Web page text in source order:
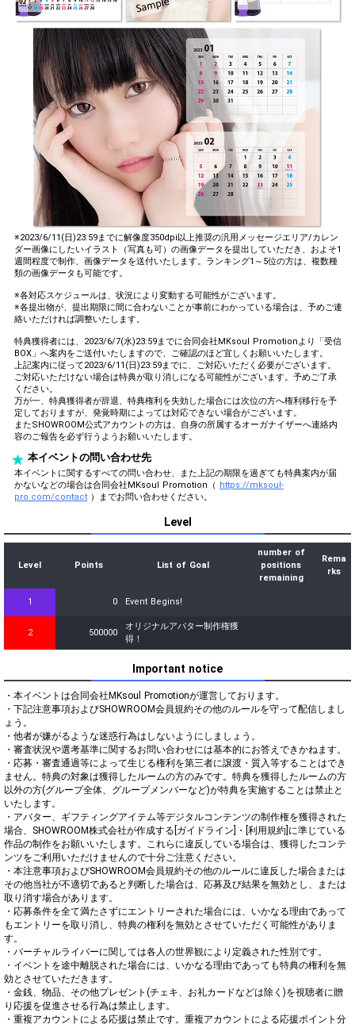
※2023/6/11(日)23:59までに解像度350dpi以上推奨の汎用メッセージエリア/カレン
ダー画像にしたいイラスト（写真も可）の画像データを提出していただき、およそ1
週間程度で制作、画像データを送付いたします。ランキング1～5位の方は、複数種
類の画像データも可能です。
※各対応スケジュールは、状況により変動する可能性がございます。
※各提出物が、提出期限に間に合わないことが事前にわかっている場合は、予めご連
絡いただければ調整いたします。
特典獲得者には、2023/6/7(水)23:59までに合同会社MKsoul Promotionより「受信
BOX」へ案内をご送付いたしますので、ご確認のほど宜しくお願いいたします。
上記案内に従って2023/6/11(日)23:59までに、ご対応いただく必要がございます。
ご対応いただけない場合は特典が取り消しになる可能性がございます。予めご了承
ください。
万が一、特典獲得者が辞退、特典権利を失効した場合には次位の方へ権利移行を予
定しておりますが、発覚時期によっては対応できない場合がございます。
またSHOWROOM公式アカウントの方は、自身の所属するオーガナイザーへ連絡内
容のご報告を必ず行うようお願いいたします。
本イベントの問い合わせ先
本イベントに関するすべての問い合わせ、また上記の期限を過ぎても特典案内が届
かないなどの場合は合同会社MKsoul Promotion（ https://mksoul-
pro.com/contact ）までお問い合わせください。
Level
Level Points List of Goal
number of
positions
remaining
Rema
rks
1 0 Event Begins!
2 500000
オリジナルアバター制作権獲
得！
Important notice
・本イベントは合同会社MKsoul Promotionが運営しております。
・下記注意事項およびSHOWROOM会員規約その他のルールを守って配信しまし
ょう。
・他者が嫌がるような迷惑行為はしないようにしましょう。
・審査状況や選考基準に関するお問い合わせには基本的にお答えできかねます。
・応募・審査通過等によって生じる権利を第三者に譲渡・質入等することはでき
ません。特典の対象は獲得したルームの方のみです。特典を獲得したルームの方
以外の方(グループ全体、グループメンバーなど)が特典を実施することは禁止と
いたします。
・アバター、ギフティングアイテム等デジタルコンテンツの制作権を獲得された
場合、SHOWROOM株式会社が作成する[ガイドライン]・[利用規約]に準じている
作品の制作をお願いいたします。これらに違反している場合は、獲得したコンテ
ンツをご利用いただけませんので十分ご注意ください。
・本注意事項およびSHOWROOM会員規約その他のルールに違反した場合または
その他当社が不適切であると判断した場合は、応募及び結果を無効とし、または
取り消す場合があります。
・応募条件を全て満たさずにエントリーされた場合には、いかなる理由であって
もエントリーを取り消し、特典の権利を無効とさせていただく可能性がありま
す。
・バーチャルライバーに関しては各人の世界観により定義された性別です。
・イベントを途中離脱された場合には、いかなる理由であっても特典の権利を無
効とさせていただきます。
・金銭、物品、その他プレゼント(チェキ、お礼カードなどは除く)を視聴者に贈
り応援を促進させる行為は禁止します。
・重複アカウントによる応援は禁止です。重複アカウントによる応援ポイント分